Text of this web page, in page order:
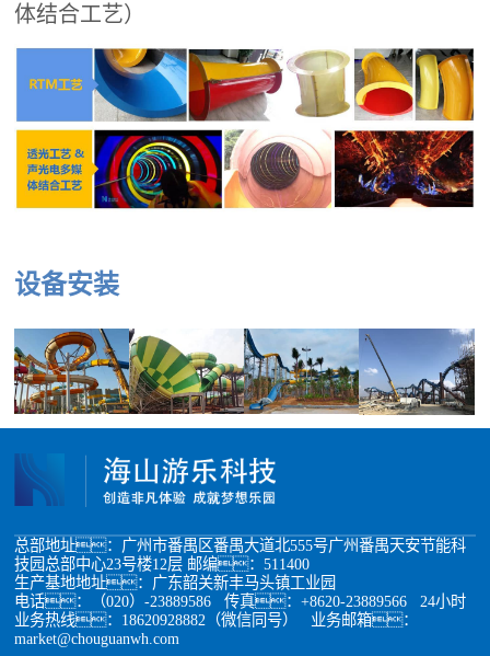
体结合工艺）
设备安装
总部地址：广州市番禺区番禺大道北555号广州番禺天安节能科
技园总部中心23号楼12层 邮编：511400
生产基地地址：广东韶关新丰马头镇工业园
电话：（020）-23889586 传真：+8620-23889566 24小时
业务热线：18620928882（微信同号） 业务邮箱：
market@chouguanwh.com